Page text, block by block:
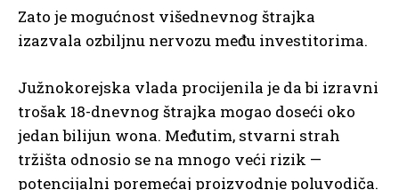
Zato je mogućnost višednevnog štrajka
izazvala ozbiljnu nervozu među investitorima.
Južnokorejska vlada procijenila je da bi izravni
trošak 18-dnevnog štrajka mogao doseći oko
jedan bilijun wona. Međutim, stvarni strah
tržišta odnosio se na mnogo veći rizik —
potencijalni poremećaj proizvodnje poluvodiča.